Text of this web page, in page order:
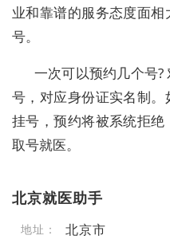
业和靠谱的服务态度面
号。
一次可以预约几个号
号，对应身份证实名制
挂号，预约将被系统拒
取号就医。
北京就医助手
地址： 北京市